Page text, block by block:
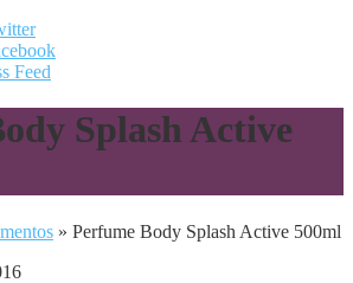
Feed
Splash Active
» Perfume Body Splash Active 500ml